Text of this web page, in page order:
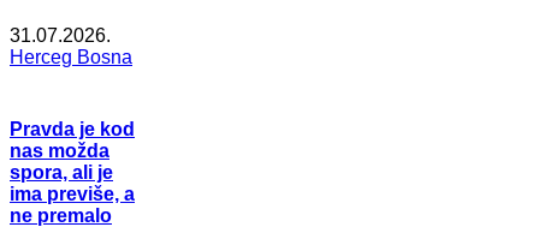
31.07.2026.
Herceg Bosna
Pravda je kod
nas možda
spora, ali je
ima previše, a
ne premalo